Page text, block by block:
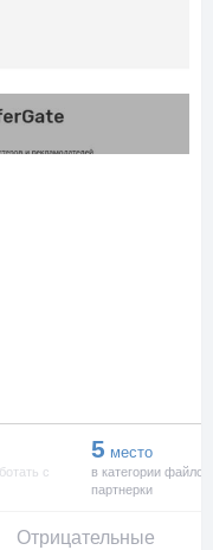
с
5 место
в категории
партнерки
Отрицательные